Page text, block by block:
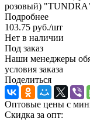
розовый)
Подробнее
103.75 руб./шт
Нет в наличии
Под заказ
Наши менеджеры
условия заказа
Поделиться
Оптовые цены с
Скидка за опт: